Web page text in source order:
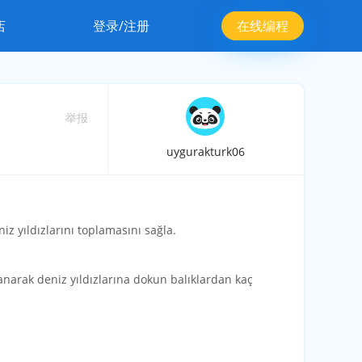
登录/注册 在线编程
举报
uygurakturk06
yıldızlarını toplamasını sağla.
deniz yıldızlarına dokun balıklardan kaç